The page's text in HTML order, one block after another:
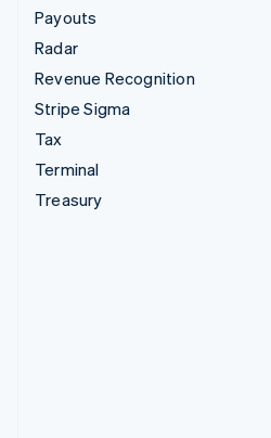
Payouts
Radar
Revenue Recognition
Stripe Sigma
Tax
Terminal
Treasury